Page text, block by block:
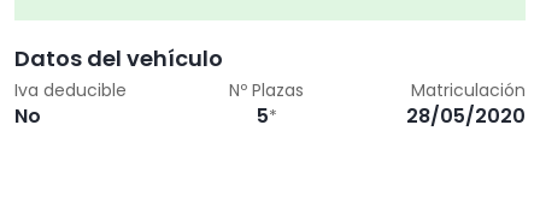
[7X1] Asistente de aparcamiento
[7Y5]Asistente de cambio de carril y asistente
mantenimiento carril (Heading Control Assist)
0,00€
Datos del vehículo
Iva deducible
No
Nº Plazas
5*
Matriculación
28/05/2020